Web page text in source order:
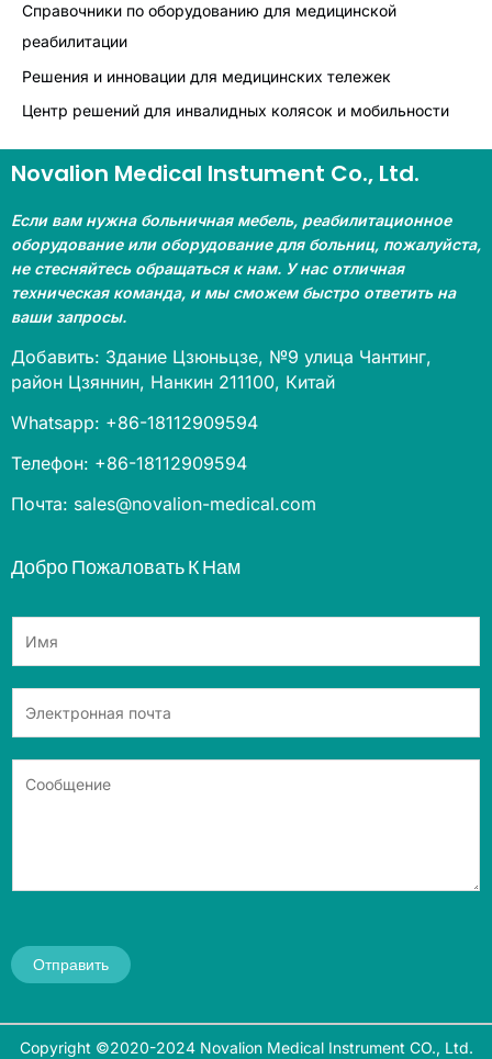
Справочники по оборудованию для медицинской
реабилитации
Решения и инновации для медицинских тележек
Центр решений для инвалидных колясок и мобильности
Novalion Medical Instument Co., Ltd.
Если вам нужна больничная мебель, реабилитационное
оборудование или оборудование для больниц, пожалуйста,
не стесняйтесь обращаться к нам. У нас отличная
техническая команда, и мы сможем быстро ответить на
ваши запросы.
Добавить: Здание Цзюньцзе, №9 улица Чантинг,
район Цзяннин, Нанкин 211100, Китай
Whatsapp: +86-18112909594
Телефон: +86-18112909594
Почта: sales@novalion-medical.com
Добро Пожаловать К Нам
Отправить
Copyright ©2020-2024 Novalion Medical Instrument CO., Ltd.